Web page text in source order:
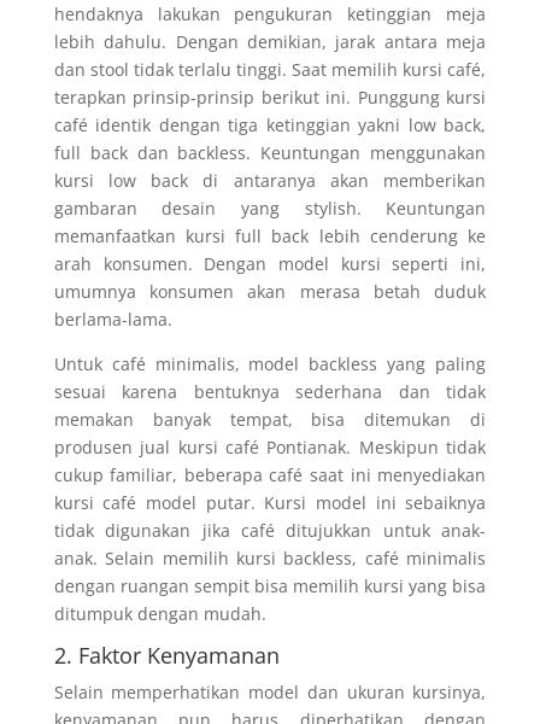
hendaknya lakukan pengukuran ketinggian meja
lebih dahulu. Dengan demikian, jarak antara meja
dan stool tidak terlalu tinggi. Saat memilih kursi café,
terapkan prinsip-prinsip berikut ini. Punggung kursi
café identik dengan tiga ketinggian yakni low back,
full back dan backless. Keuntungan menggunakan
kursi low back di antaranya akan memberikan
gambaran desain yang stylish. Keuntungan
memanfaatkan kursi full back lebih cenderung ke
arah konsumen. Dengan model kursi seperti ini,
umumnya konsumen akan merasa betah duduk
berlama-lama.
Untuk café minimalis, model backless yang paling
sesuai karena bentuknya sederhana dan tidak
memakan banyak tempat, bisa ditemukan di
produsen jual kursi café Pontianak. Meskipun tidak
cukup familiar, beberapa café saat ini menyediakan
kursi café model putar. Kursi model ini sebaiknya
tidak digunakan jika café ditujukkan untuk anak-
anak. Selain memilih kursi backless, café minimalis
dengan ruangan sempit bisa memilih kursi yang bisa
ditumpuk dengan mudah.
2. Faktor Kenyamanan
Selain memperhatikan model dan ukuran kursinya,